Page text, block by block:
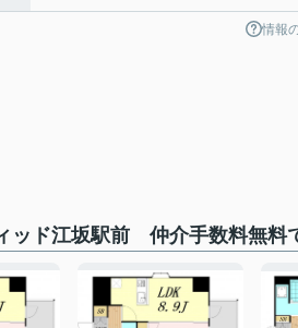
情報
ッド江坂駅前 仲介手数料無料